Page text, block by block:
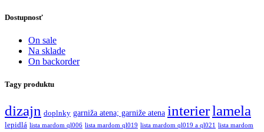
Dostupnosť
On sale
Na sklade
On backorder
Tagy produktu
dizajn doplnky garniža atena; garniže atena interierlamela
lepidlá lista mardom ql006 lista mardom ql019 lista mardom ql019 a ql021
lista mardom